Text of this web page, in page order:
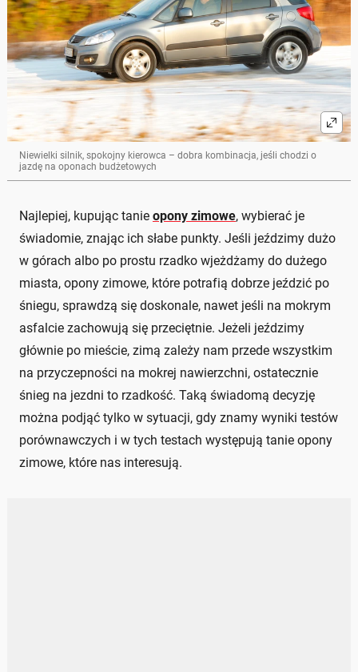
Niewielki silnik, spokojny kierowca – dobra kombinacja, jeśli chodzi o
jazdę na oponach budżetowych
Najlepiej, kupując tanie opony zimowe, wybierać je
świadomie, znając ich słabe punkty. Jeśli jeździmy dużo
w górach albo po prostu rzadko wjeżdżamy do dużego
miasta, opony zimowe, które potrafią dobrze jeździć po
śniegu, sprawdzą się doskonale, nawet jeśli na mokrym
asfalcie zachowują się przeciętnie. Jeżeli jeździmy
głównie po mieście, zimą zależy nam przede wszystkim
na przyczepności na mokrej nawierzchni, ostatecznie
śnieg na jezdni to rzadkość. Taką świadomą decyzję
można podjąć tylko w sytuacji, gdy znamy wyniki testów
porównawczych i w tych testach występują tanie opony
zimowe, które nas interesują.